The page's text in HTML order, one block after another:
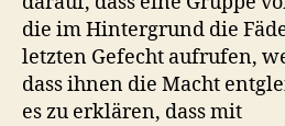
die im Hintergrund die
letzten Gefecht aufrufen,
dass ihnen die Macht
es zu erklären, dass mit